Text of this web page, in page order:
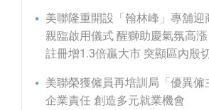
美聯隆重開設「翰林峰」專舖迎
親臨啟用儀式 醒獅助慶氣氛高
註冊增1.3倍贏大市 突顯區內殷
美聯榮獲僱員再培訓局「優異僱
企業責任 創造多元就業機會